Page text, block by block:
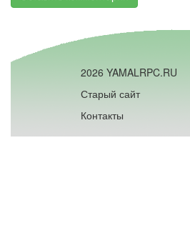
2026 YAMALRPC.RU
Старый сайт
Контакты